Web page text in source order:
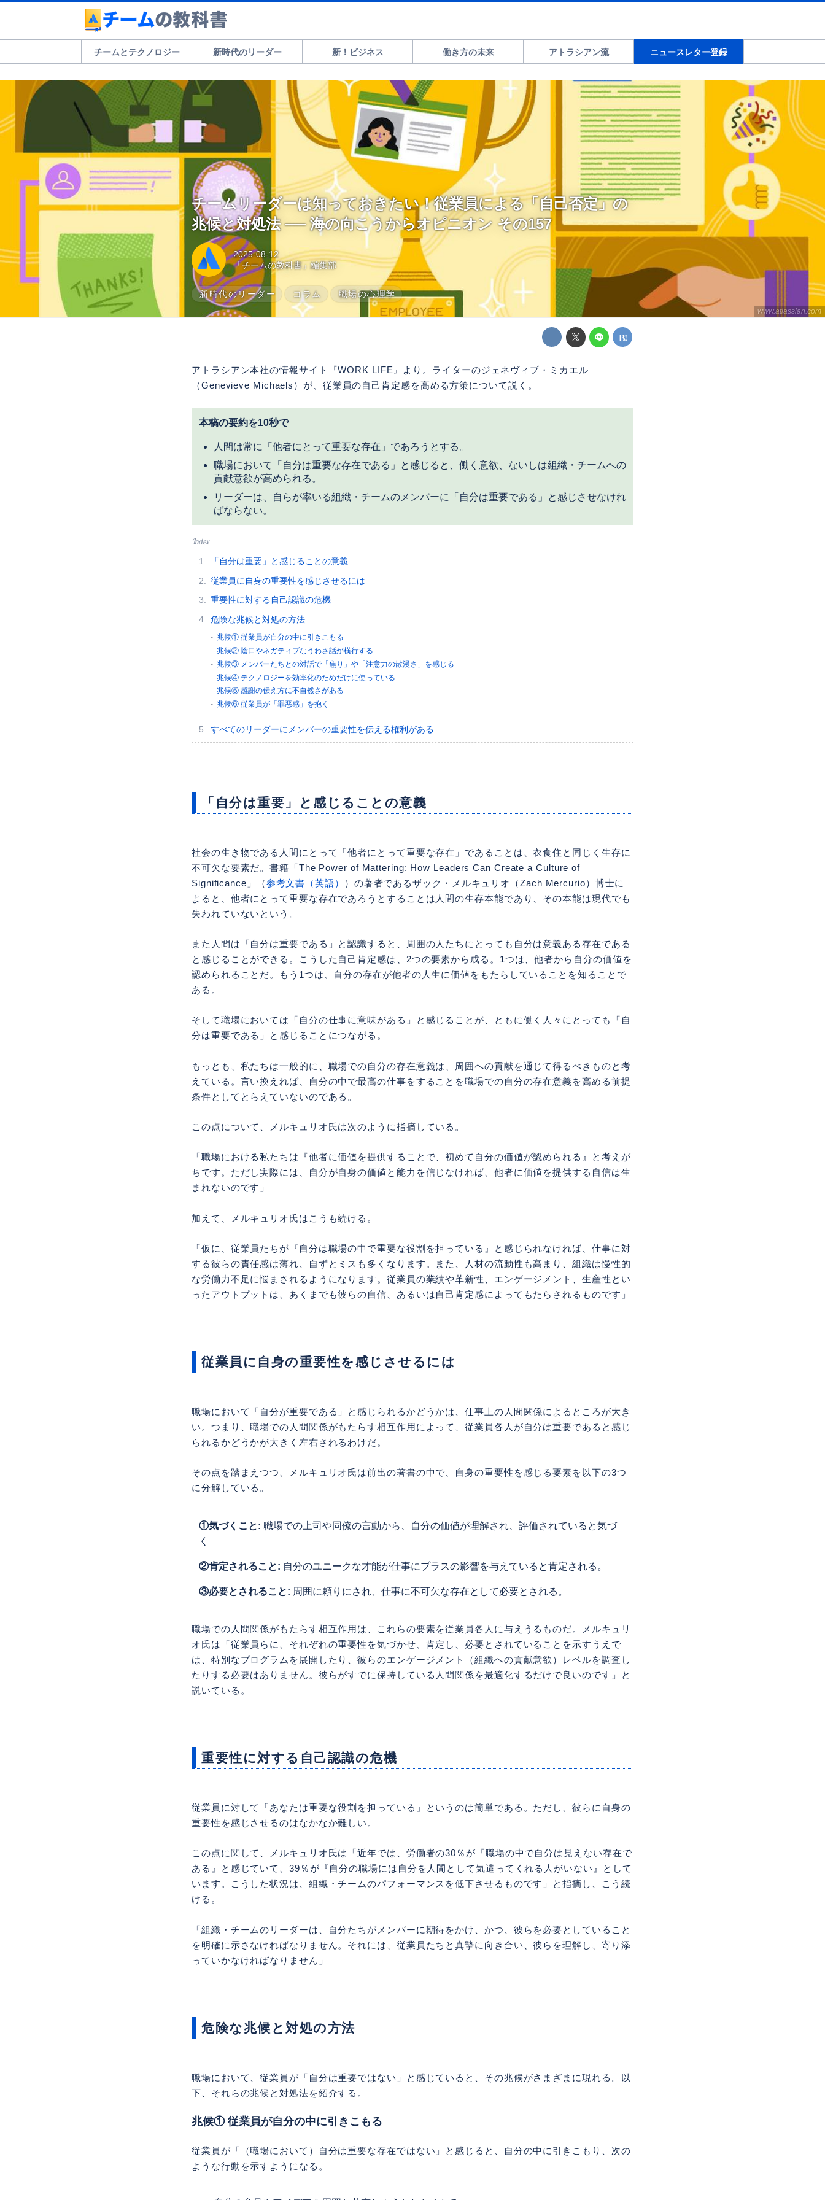
チームとテクノロジー 新時代のリーダー 新！ビジネス 働き方の未来 アトラシアン流 ニュースレター登録
www.atlassian.com
チームリーダーは知っておきたい！従業員による「自己否定」の
兆候と対処法 ── 海の向こうからオピニオン その157
2025-08-12
「チームの教科書」編集部
新時代のリーダー コラム 職場の心理学
アトラシアン本社の情報サイト『WORK LIFE』より。ライターのジェネヴィブ・ミカエル
（Genevieve Michaels）が、従業員の自己肯定感を高める方策について説く。
本稿の要約を10秒で
人間は常に「他者にとって重要な存在」であろうとする。
職場において「自分は重要な存在である」と感じると、働く意欲、ないしは組織・チームへの
貢献意欲が高められる。
リーダーは、自らが率いる組織・チームのメンバーに「自分は重要である」と感じさせなけれ
ばならない。
「自分は重要」と感じることの意義
従業員に自身の重要性を感じさせるには
重要性に対する自己認識の危機
危険な兆候と対処の方法
兆候① 従業員が自分の中に引きこもる
兆候② 陰口やネガティブなうわさ話が横行する
兆候③ メンバーたちとの対話で「焦り」や「注意力の散漫さ」を感じる
兆候④ テクノロジーを効率化のためだけに使っている
兆候⑤ 感謝の伝え方に不自然さがある
兆候⑥ 従業員が「罪悪感」を抱く
すべてのリーダーにメンバーの重要性を伝える権利がある
「自分は重要」と感じることの意義
社会の生き物である人間にとって「他者にとって重要な存在」であることは、衣食住と同じく生存に
不可欠な要素だ。書籍「The Power of Mattering: How Leaders Can Create a Culture of
Significance」（参考文書（英語）
）の著者であるザック・メルキュリオ（Zach Mercurio）博士に
よると、他者にとって重要な存在であろうとすることは人間の生存本能であり、その本能は現代でも
失われていないという。
また人間は「自分は重要である」と認識すると、周囲の人たちにとっても自分は意義ある存在である
と感じることができる。こうした自己肯定感は、2つの要素から成る。1つは、他者から自分の価値を
認められることだ。もう1つは、自分の存在が他者の人生に価値をもたらしていることを知ることで
ある。
そして職場においては「自分の仕事に意味がある」と感じることが、ともに働く人々にとっても「自
分は重要である」と感じることにつながる。
もっとも、私たちは一般的に、職場での自分の存在意義は、周囲への貢献を通じて得るべきものと考
えている。言い換えれば、自分の中で最高の仕事をすることを職場での自分の存在意義を高める前提
条件としてとらえていないのである。
この点について、メルキュリオ氏は次のように指摘している。
「職場における私たちは『他者に価値を提供することで、初めて自分の価値が認められる』と考えが
ちです。ただし実際には、自分が自身の価値と能力を信じなければ、他者に価値を提供する自信は生
まれないのです」
加えて、メルキュリオ氏はこうも続ける。
「仮に、従業員たちが『自分は職場の中で重要な役割を担っている』と感じられなければ、仕事に対
する彼らの責任感は薄れ、自ずとミスも多くなります。また、人材の流動性も高まり、組織は慢性的
な労働力不足に悩まされるようになります。従業員の業績や革新性、エンゲージメント、生産性とい
ったアウトプットは、あくまでも彼らの自信、あるいは自己肯定感によってもたらされるものです」
従業員に自身の重要性を感じさせるには
職場において「自分が重要である」と感じられるかどうかは、仕事上の人間関係によるところが大き
い。つまり、職場での人間関係がもたらす相互作用によって、従業員各人が自分は重要であると感じ
られるかどうかが大きく左右されるわけだ。
その点を踏まえつつ、メルキュリオ氏は前出の著書の中で、自身の重要性を感じる要素を以下の3つ
に分解している。
①気づくこと: 職場での上司や同僚の言動から、自分の価値が理解され、評価されていると気づ
く
②肯定されること: 自分のユニークな才能が仕事にプラスの影響を与えていると肯定される。
③必要とされること: 周囲に頼りにされ、仕事に不可欠な存在として必要とされる。
職場での人間関係がもたらす相互作用は、これらの要素を従業員各人に与えうるものだ。メルキュリ
オ氏は「従業員らに、それぞれの重要性を気づかせ、肯定し、必要とされていることを示すうえで
は、特別なプログラムを展開したり、彼らのエンゲージメント（組織への貢献意欲）レベルを調査し
たりする必要はありません。彼らがすでに保持している人間関係を最適化するだけで良いのです」と
説いている。
重要性に対する自己認識の危機
従業員に対して「あなたは重要な役割を担っている」というのは簡単である。ただし、彼らに自身の
重要性を感じさせるのはなかなか難しい。
この点に関して、メルキュリオ氏は「近年では、労働者の30％が『職場の中で自分は見えない存在で
ある』と感じていて、39％が『自分の職場には自分を人間として気遣ってくれる人がいない』として
います。こうした状況は、組織・チームのパフォーマンスを低下させるものです」と指摘し、こう続
ける。
「組織・チームのリーダーは、自分たちがメンバーに期待をかけ、かつ、彼らを必要としていること
を明確に示さなければなりません。それには、従業員たちと真摯に向き合い、彼らを理解し、寄り添
っていかなければなりません」
危険な兆候と対処の方法
職場において、従業員が「自分は重要ではない」と感じていると、その兆候がさまざまに現れる。以
下、それらの兆候と対処法を紹介する。
兆候① 従業員が自分の中に引きこもる
従業員が「（職場において）自分は重要な存在ではない」と感じると、自分の中に引きこもり、次の
ような行動を示すようになる。